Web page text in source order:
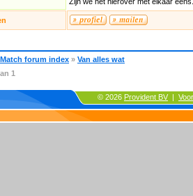
forum index » Van alles wat
1
© 2026 Provident BV |